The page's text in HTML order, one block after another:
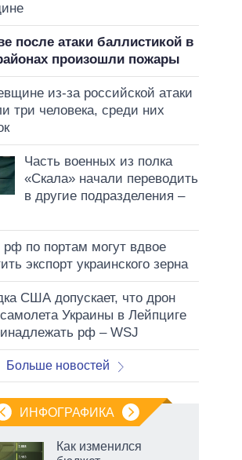
после атаки баллистикой в
произошли пожары
из-за российской атаки
три человека, среди них
Часть военных из полка
«Скала» начали переводить
в другие подразделения –
по портам могут вдвое
экспорт украинского зерна
США допускает, что дрон
Украины в Лейпциге
рф – WSJ
Больше новостей
ИНФОГРАФИКА
Как изменился